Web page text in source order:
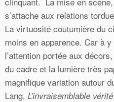
s’attache aux relations
La virtuosité coutumière du
moins en apparence. Car à
l’attention portée aux
du cadre et la lumière très
magnifique variation autour
Lang, L’invraisemblable vérité